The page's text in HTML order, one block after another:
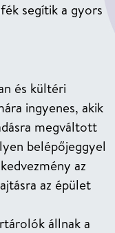
segítik a gyors
és kültéri
ingyenes, akik
megváltott
belépőjeggyel
az
az épület
állnak a